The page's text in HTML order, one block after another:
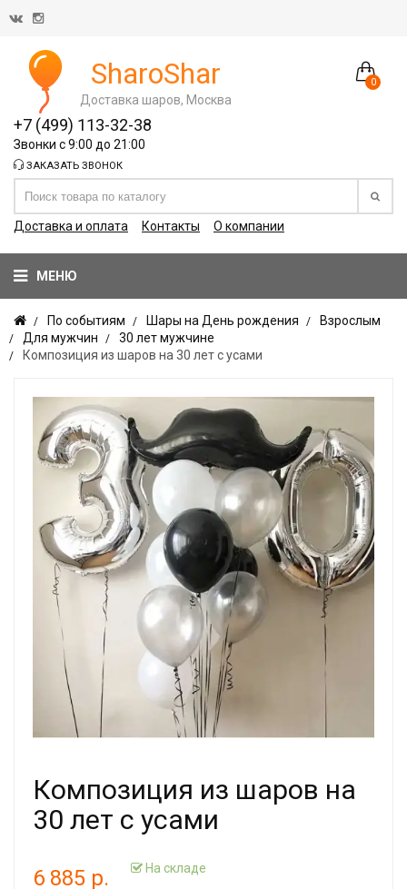
0
SharoShar
Доставка шаров, Москва
+7 (499) 113-32-38
Звонки с 9:00 до 21:00
ЗАКАЗАТЬ ЗВОНОК
Доставка и оплата Контакты О компании
МЕНЮ
По событиям Шары на День рождения
Взрослым
Для мужчин
30 лет мужчине
Композиция из шаров на 30 лет с усами
Композиция из шаров на
30 лет с усами
6 885 р. На складе